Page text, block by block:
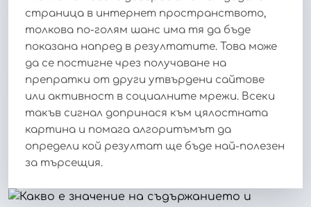
страница в интернет пространството,
толкова по-голям шанс има тя да бъде
показана напред в резултатите. Това може
да се постигне чрез получаване на
препратки от други утвърдени сайтове
или активност в социалните мрежи. Всеки
такъв сигнал допринася към цялостната
картина и помага алгоритъмът да
определи кой резултат ще бъде най-полезен
за търсещия.